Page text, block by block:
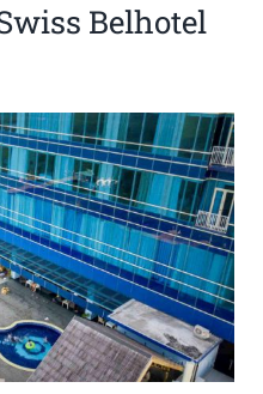
Belhotel